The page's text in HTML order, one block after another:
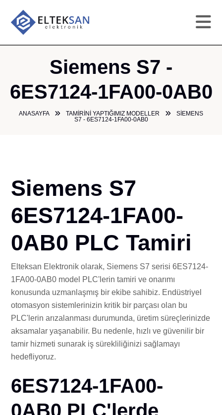
Siemens S7 -
6ES7124-1FA00-0AB0
ANASAYFA TAMIRINI YAPTIĞIMIZ MODELLER
SIEMENS
S7 - 6ES7124-1FA00-0AB0
Siemens S7
6ES7124-1FA00-
0AB0 PLC Tamiri
Elteksan Elektronik olarak, Siemens S7 serisi 6ES7124-
1FA00-0AB0 model PLC'lerin tamiri ve onarımı
konusunda uzmanlaşmış bir ekibe sahibiz. Endüstriyel
otomasyon sistemlerinizin kritik bir parçası olan bu
PLC'lerin arızalanması durumunda, üretim süreçlerinizde
aksamalar yaşanabilir. Bu nedenle, hızlı ve güvenilir bir
tamir hizmeti sunarak iş sürekliliğinizi sağlamayı
hedefliyoruz.
6ES7124-1FA00-
0AB0 PLC'lerde